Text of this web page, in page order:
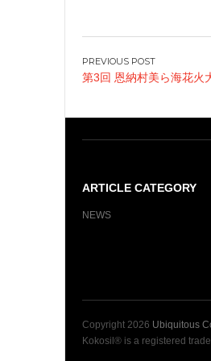
P
o
n
v
i
n
第3回 恩納村美ら海花火
ARTICLE CATEGORY
NEWS
Copyright 2026 Ubiquitous
Kokosil® is a registered